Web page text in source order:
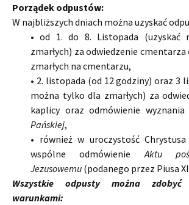
Porządek odpustów:
W najbliższych dniach można uzyskać
• od 1. do 8. Listopada (uzyskać
zmarłych) za odwiedzenie
zmarłych na cmentarzu,
• 2. listopada (od 12 godziny) oraz 3
można tylko dla zmarłych) za
kaplicy oraz odmówienie
Pańskiej,
• również w uroczystość
wspólne odmówienieAktu
Jezusowemu (podanego przez Piusa
Wszystkie odpusty można
warunkami: